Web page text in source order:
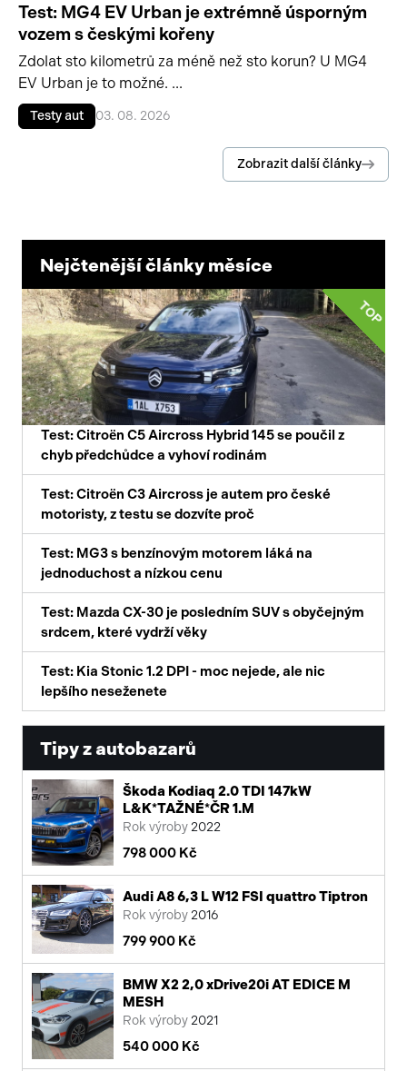
Test: MG4 EV Urban je extrémně úsporným
vozem s českými kořeny
Zdolat sto kilometrů za méně než sto korun? U MG4
EV Urban je to možné. ...
Testy aut 03. 08. 2026
Zobrazit další články
Nejčtenější články měsíce
TOP
Test: Citroën C5 Aircross Hybrid 145 se poučil z
chyb předchůdce a vyhoví rodinám
Test: Citroën C3 Aircross je autem pro české
motoristy, z testu se dozvíte proč
Test: MG3 s benzínovým motorem láká na
jednoduchost a nízkou cenu
Test: Mazda CX-30 je posledním SUV s obyčejným
srdcem, které vydrží věky
Test: Kia Stonic 1.2 DPI - moc nejede, ale nic
lepšího neseženete
Tipy z autobazarů
Škoda Kodiaq 2.0 TDI 147kW
L&K*TAŽNÉ*ČR 1.M
Rok výroby 2022
798 000 Kč
Audi A8 6,3 L W12 FSI quattro Tiptron
Rok výroby 2016
799 900 Kč
BMW X2 2,0 xDrive20i AT EDICE M
MESH
Rok výroby 2021
540 000 Kč